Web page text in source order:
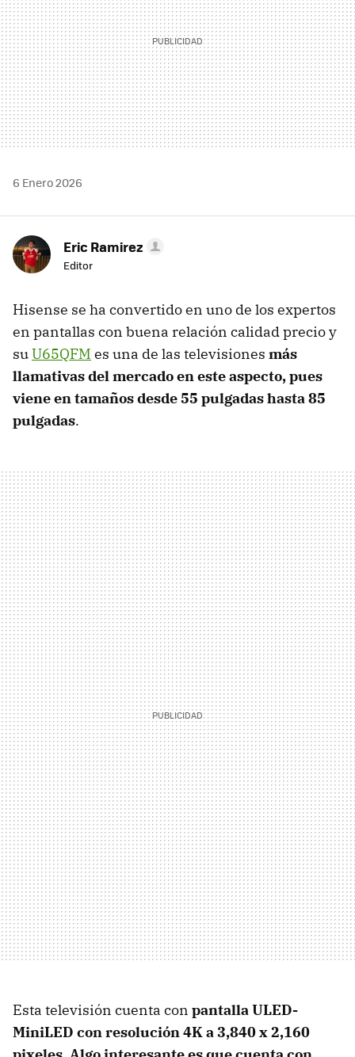
6 Enero 2026
Eric Ramirez
Editor
Hisense se ha convertido en uno de los expertos
en pantallas con buena relación calidad precio y
suU65QFM es una de las televisiones más
llamativas del mercado en este aspecto, pues
viene en tamaños desde 55 pulgadas hasta 85
pulgadas.
Esta televisión cuenta con pantallaULED-
MiniLED con resolución4K a 3,840 x 2,160